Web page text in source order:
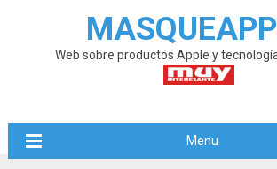
Web sobre productos Apple y
Menu